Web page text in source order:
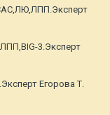
3.Эксперт
Егорова Т.